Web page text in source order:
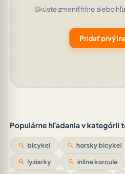
Skúste zmeniť filtre alebo
Pridať prvý
Populárne hľadania v kategórii
search bicykel search horsky bicykel
search lyziarky search inline korcule